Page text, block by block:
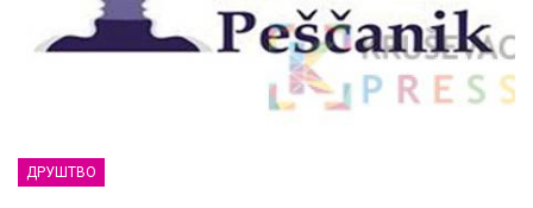
ДРУШТВО